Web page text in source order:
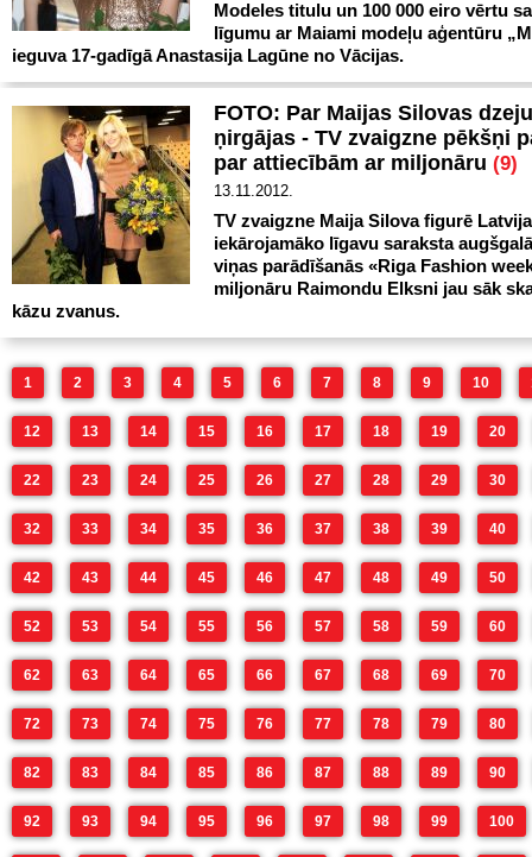
Modeles titulu un 100 000 eiro vērtu
līgumu ar Maiami modeļu aģentūru
ieguva 17-gadīgā Anastasija Lagūne no Vācijas.
FOTO: Par Maijas Silovas dzeju
ņirgājas - TV zvaigzne pēkšņi
par attiecībām ar miljonāru (9)
13.11.2012.
TV zvaigzne Maija Silova figurē
iekārojamāko līgavu saraksta
viņas parādīšanās «Riga Fashion
miljonāru Raimondu Elksni jau sāk
kāzu zvanus.
1 2 3 4 5 6 7 8 9 10
12 13 14 15 16 17 18 19 20
22 23 24 25 26 27 28 29 30
32 33 34 35 36 37 38 39 40
42 43 44 45 46 47 48 49 50
52 53 54 55 56 57 58 59 60
62 63 64 65 66 67 68 69 70
72 73 74 75 76 77 78 79 80
82 83 84 85 86 87 88 89 90
92 93 94 95 96 97 98 99 100